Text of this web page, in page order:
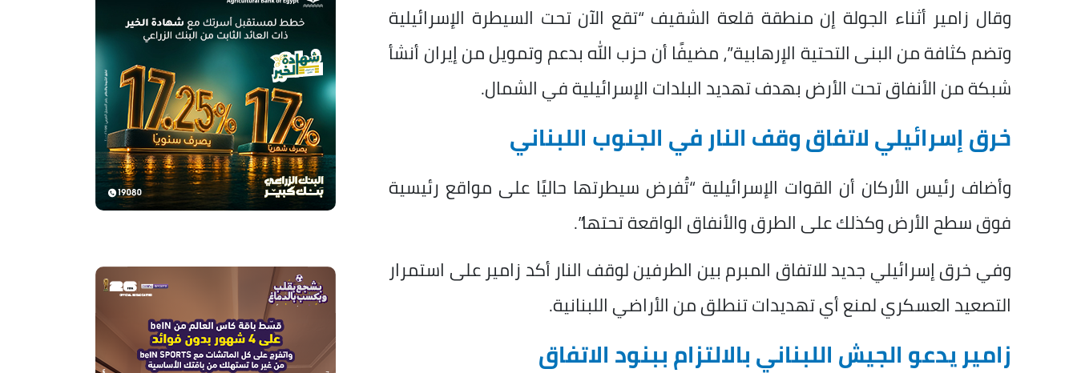
وقال زامير أثناء الجولة إن منطقة قلعة الشقيف “تقع الآن تحت السيطرة الإسرائيلية
وتضم كثافة من البنى التحتية الإرهابية”، مضيفًا أن حزب الله بدعم وتمويل من إيران أنشأ
شبكة من الأنفاق تحت الأرض بهدف تهديد البلدات الإسرائيلية في الشمال.
خرق إسرائيلي لاتفاق وقف النار في الجنوب اللبناني
وأضاف رئيس الأركان أن القوات الإسرائيلية “تُفرض سيطرتها حاليًا على مواقع رئيسية
فوق سطح الأرض وكذلك على الطرق والأنفاق الواقعة تحتها”.
وفي خرق إسرائيلي جديد للاتفاق المبرم بين الطرفين لوقف النار أكد زامير على استمرار
التصعيد العسكري لمنع أي تهديدات تنطلق من الأراضي اللبنانية.
زامير يدعو الجيش اللبناني بالالتزام ببنود الاتفاق